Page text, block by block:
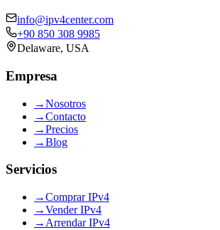
info@ipv4center.com
+90 850 308 9985
Delaware, USA
Empresa
→Nosotros
→Contacto
→Precios
→Blog
Servicios
→Comprar IPv4
→Vender IPv4
→ Arrendar IPv4